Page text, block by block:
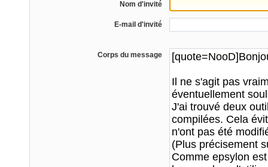
Nom d'invité
E-mail d'invité
Corps du message